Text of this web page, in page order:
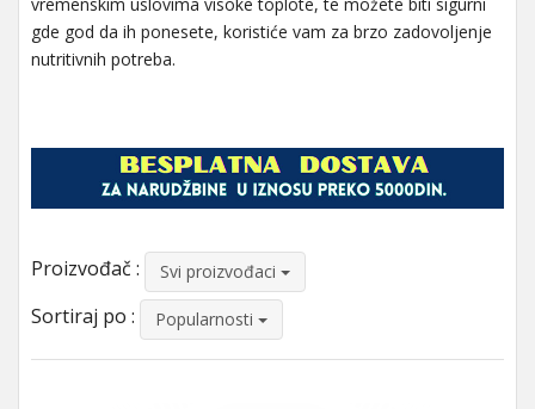
gde god da ih ponesete, koristiće vam za brzo zadovoljenje
nutritivnih potreba.
Proizvođač : Svi proizvođaci
Sortiraj po : Popularnosti